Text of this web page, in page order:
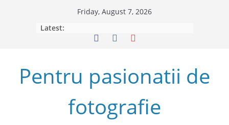
Friday, August 7, 2026
Latest:
Pentru pasionatii de
fotografie